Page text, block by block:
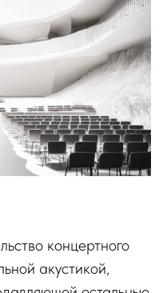
концертного
акустикой,